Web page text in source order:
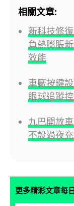
相關文章:
新科技修
負熱膨脹
效能
車廠按鍵
眼球追蹤
九巴開放
不設過夜
更多精彩文章每